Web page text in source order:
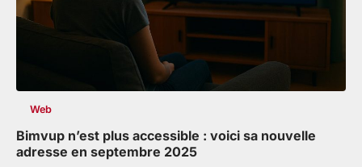
Web
Bimvup n’est plus accessible : voici sa nouvelle
adresse en septembre 2025